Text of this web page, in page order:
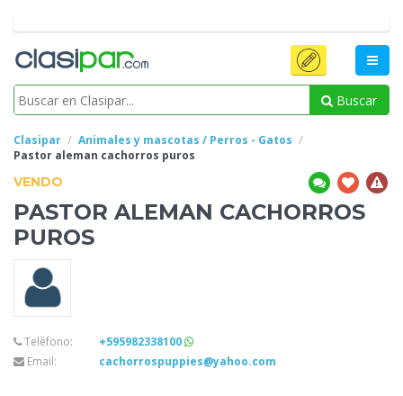
Buscar
Clasipar
Animales y mascotas / Perros - Gatos
Pastor aleman cachorros puros
VENDO
PASTOR ALEMAN CACHORROS
PUROS
Teléfono:
+595982338100
Email:
cachorrospuppies@yahoo.com